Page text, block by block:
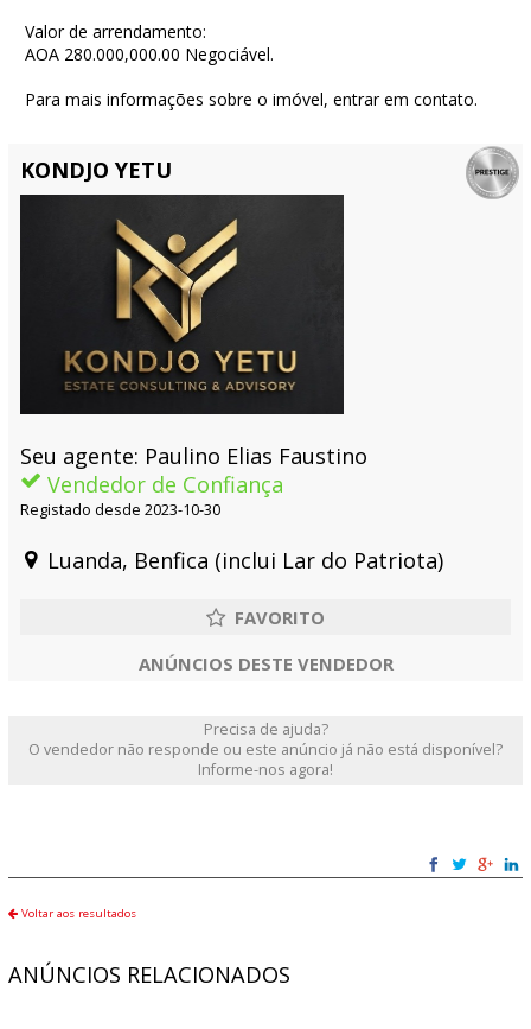
Valor de arrendamento:
AOA 280.000,000.00 Negociável.
Para mais informações sobre o imóvel, entrar em contato.
KONDJO YETU
Seu agente: Paulino Elias Faustino
Vendedor de Confiança
Registado desde 2023-10-30
Luanda, Benfica (inclui Lar do Patriota)
ANÚNCIOS DESTE VENDEDOR
Precisa de ajuda?
O vendedor não responde ou este anúncio já não está disponível?
Informe-nos agora!
Voltar aos resultados
ANÚNCIOS RELACIONADOS